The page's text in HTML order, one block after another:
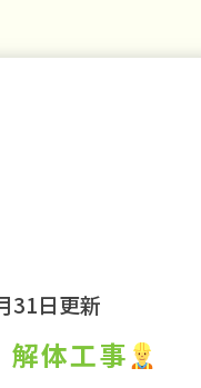
31日更新
体工事